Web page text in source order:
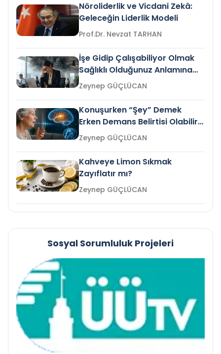
Nöroliderlik ve Vicdani Zekâ:
Geleceğin Liderlik Modeli
Prof.Dr. Nevzat TARHAN
İşe Gidip Çalışabiliyor Olmak
Sağlıklı Olduğunuz Anlamına
Gelir mi?Zeynep GÜÇLÜCAN
Konuşurken “Şey” Demek
Erken Demans Belirtisi Olabilir
mi?
Zeynep GÜÇLÜCAN
Kahveye Limon Sıkmak
Zayıflatır mı?
Zeynep GÜÇLÜCAN
Sosyal Sorumluluk Projeleri